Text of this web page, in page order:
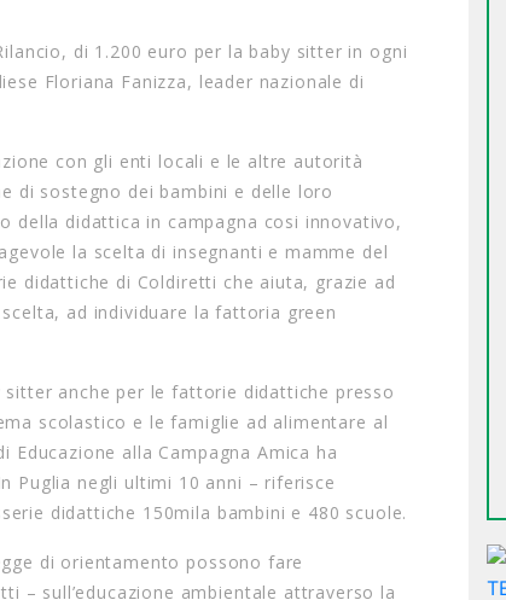
di 1.200 euro per la baby sitter in ogni
Floriana Fanizza, leader nazionale di
con gli enti locali e le altre autorità
di sostegno dei bambini e delle loro
della didattica in campagna cosi innovativo,
la scelta di insegnanti e mamme del
didattiche di Coldiretti che aiuta, grazie ad
ad individuare la fattoria green
anche per le fattorie didattiche presso
scolastico e le famiglie ad alimentare al
alla Campagna Amica ha
Puglia negli ultimi 10 anni – riferisce
didattiche 150mila bambini e 480 scuole.
di orientamento possono fare
– sull’educazione ambientale attraverso la